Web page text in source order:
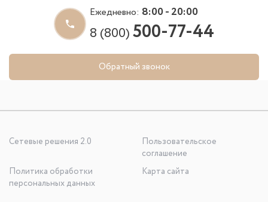
Ежедневно: 8:00 - 20:00
8 (800)500-77-44
Обратный звонок
Сетевые решения 2.0
Пользовательское
соглашение
Политика обработки
персональных данных
Карта сайта